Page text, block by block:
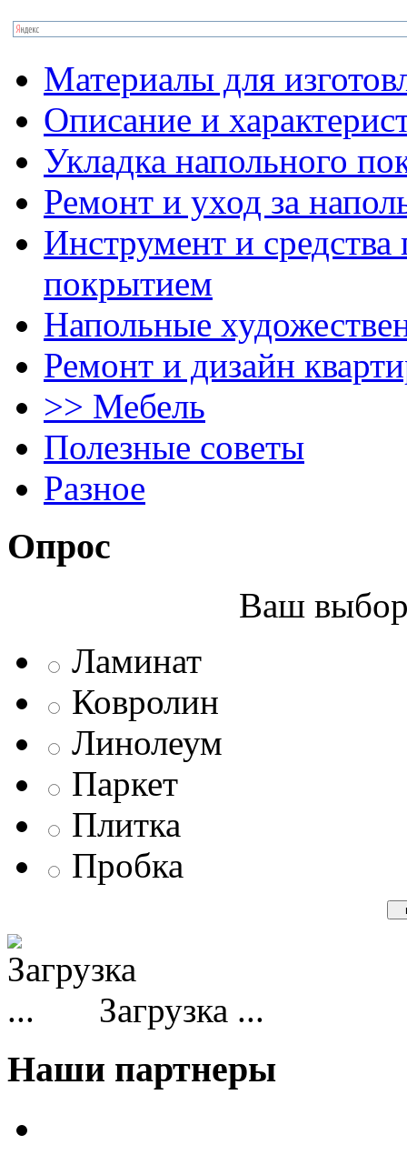
Материалы для
Описание и
Укладка напольного
Ремонт и уход за
Инструмент и
покрытием
Напольные
Ремонт и дизайн
>> Мебель
Полезные советы
Разное
Опрос
Ваш выбор
Ламинат
Ковролин
Линолеум
Паркет
Плитка
Пробка
Загрузка ...
Наши партнеры